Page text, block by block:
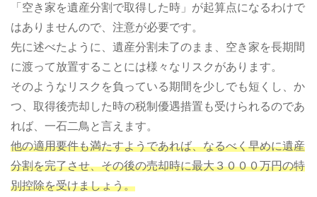
「空き家を遺産分割で取得した時」が起算点になるわけで
はありませんので、注意が必要です。
先に述べたように、遺産分割未了のまま、空き家を長期間
に渡って放置することには様々なリスクがあります。
そのようなリスクを負っている期間を少しでも短くし、か
つ、取得後売却した時の税制優遇措置も受けられるのであ
れば、一石二鳥と言えます。
他の適用要件も満たすようであれば、なるべく早めに遺産
分割を完了させ、その後の売却時に最大３０００万円の特
別控除を受けましょう。